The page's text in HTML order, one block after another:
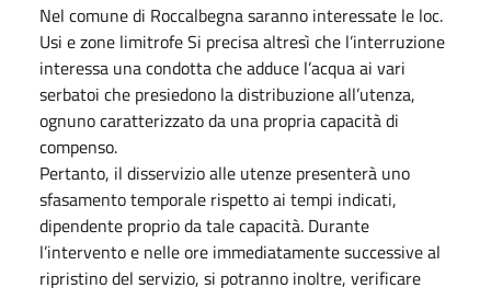
Nel comune di Roccalbegna saranno interessate le loc.
Usi e zone limitrofe Si precisa altresì che l’interruzione
interessa una condotta che adduce l’acqua ai vari
serbatoi che presiedono la distribuzione all’utenza,
ognuno caratterizzato da una propria capacità di
compenso.
Pertanto, il disservizio alle utenze presenterà uno
sfasamento temporale rispetto ai tempi indicati,
dipendente proprio da tale capacità. Durante
l’intervento e nelle ore immediatamente successive al
ripristino del servizio, si potranno inoltre, verificare